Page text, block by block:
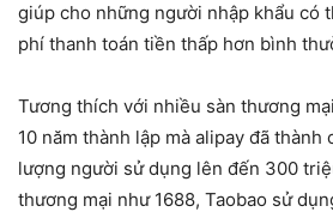
giúp cho những người nhập khẩu có
phí thanh toán tiền thấp hơn bình
Tương thích với nhiều sàn thương
10 năm thành lập mà alipay đã
lượng người sử dụng lên đến 300
thương mại như 1688, Taobao sử